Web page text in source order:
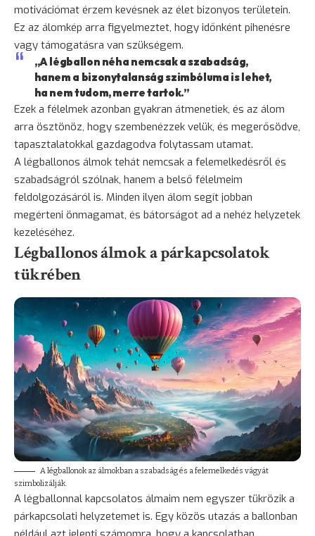
motivációmat érzem kevésnek az élet bizonyos területein.
Ez az álomkép arra figyelmeztet, hogy időnként pihenésre
vagy támogatásra van szükségem.
„A légballon néha nemcsak a szabadság,
hanem a bizonytalanság szimbóluma is lehet,
ha nem tudom, merre tartok.”
Ezek a félelmek azonban gyakran átmenetiek, és az álom
arra ösztönöz, hogy szembenézzek velük, és megerősödve,
tapasztalatokkal gazdagodva folytassam utamat.
A légballonos álmok tehát nemcsak a felemelkedésről és
szabadságról szólnak, hanem a belső félelmeim
feldolgozásáról is. Minden ilyen álom segít jobban
megérteni önmagamat, és bátorságot ad a nehéz helyzetek
kezeléséhez.
Légballonos álmok a párkapcsolatok
tükrében
A légballonok az álmokban a szabadság és a felemelkedés vágyát
szimbolizálják.
A légballonnal kapcsolatos álmaim nem egyszer tükrözik a
párkapcsolati helyzetemet is. Egy közös utazás a ballonban